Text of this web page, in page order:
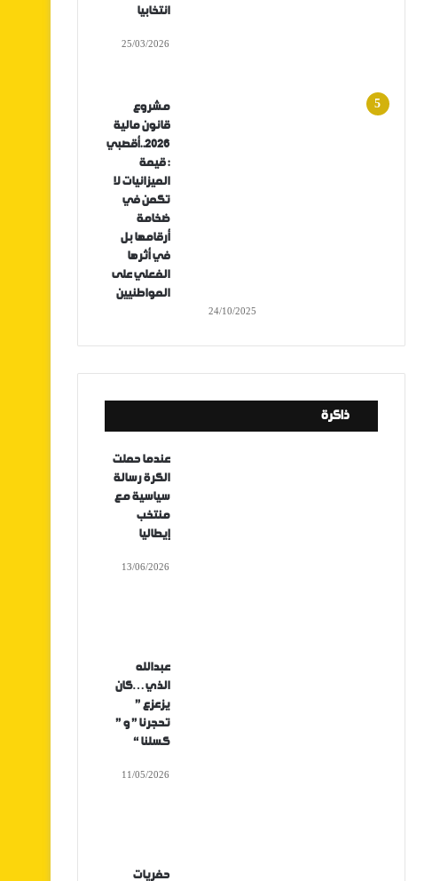
انتخابيا
25/03/2026
مشروع
قانون مالية
2026..أقصبي
: قيمة
الميزانيات لا
تكمن في
ضخامة
أرقامها بل
في أثرها
الفعلي على
المواطنيين
24/10/2025
ذاكرة
عندما حملت
الكرة رسالة
سياسية مع
منتخب
إيطاليا
13/06/2026
عبدالله
الذي…كان
يزعزع ”
تحجرنا ” و ”
كسلنا “
11/05/2026
حفريات